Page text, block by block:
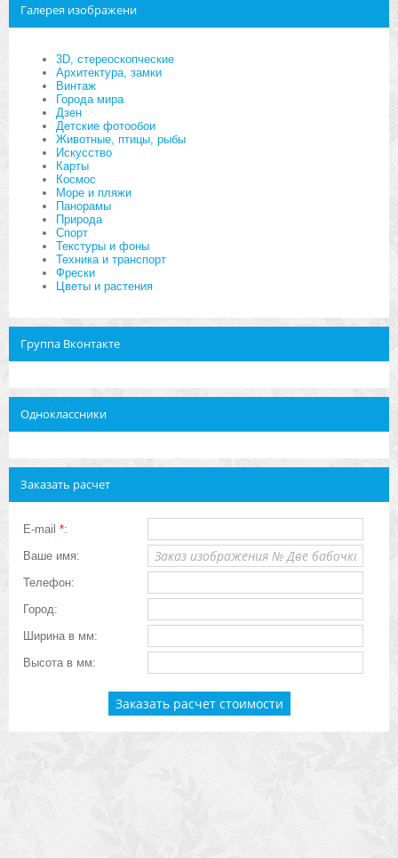
Галерея изображени
3D, стереоскопческие
Архитектура, замки
Винтаж
Города мира
Дзен
Детские фотообои
Животные, птицы, рыбы
Искусство
Карты
Космос
Море и пляжи
Панорамы
Природа
Спорт
Текстуры и фоны
Техника и транспорт
Фрески
Цветы и растения
Группа Вконтакте
Одноклассники
Заказать расчет
E-mail *:
Ваше имя:
Телефон:
Город:
Ширина в мм:
Высота в мм: